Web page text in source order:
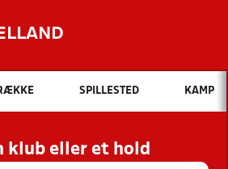
Hvad vil du søge efter?
INDHOLD OG NYHEDER
KLUBBER OG
HOLD
SPILLESTED KAMP
klub eller et hold